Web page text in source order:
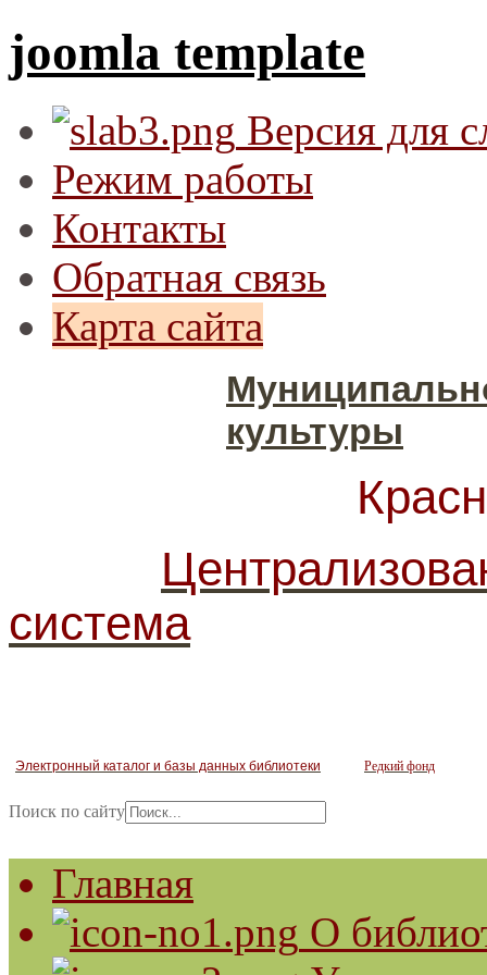
joomla template
Версия для
Режим работы
Контакты
Обратная связь
Карта сайта
культуры
система
Электронный каталог и базы данных библиотеки Редкий фонд
Поиск по сайту
Главная
О